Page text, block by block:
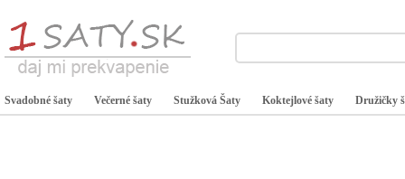
Svadobné šaty Večerné šaty Stužková Šaty Koktejlové šaty Družičky